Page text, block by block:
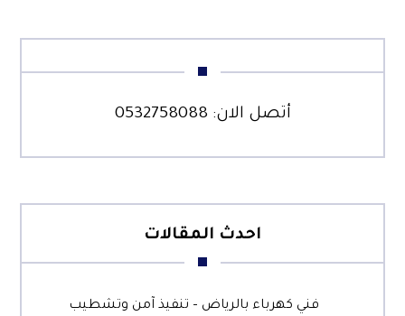
أتصل الان: 0532758088
احدث المقالات
فني كهرباء بالرياض – تنفيذ آمن وتشطيب